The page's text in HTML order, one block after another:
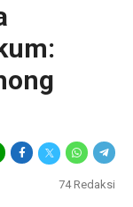
74Redaksi